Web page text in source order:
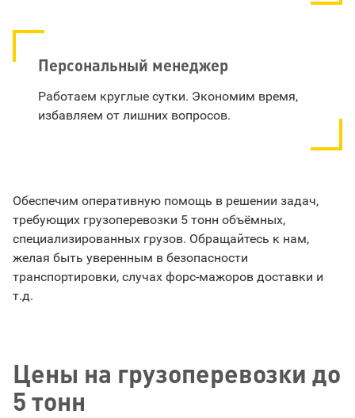
Персональный менеджер
Работаем круглые сутки. Экономим время,
избавляем от лишних вопросов.
Обеспечим оперативную помощь в решении задач,
требующих грузоперевозки 5 тонн объёмных,
специализированных грузов. Обращайтесь к нам,
желая быть уверенным в безопасности
транспортировки, случах форс-мажоров доставки и
т.д.
Цены на грузоперевозки до
5 тонн